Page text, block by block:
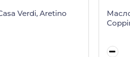
Verdi, Aretino